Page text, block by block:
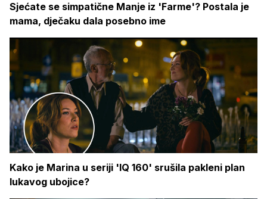
Sjećate se simpatične Manje iz 'Farme'? Postala je
mama, dječaku dala posebno ime
Kako je Marina u seriji 'IQ 160' srušila pakleni plan
lukavog ubojice?